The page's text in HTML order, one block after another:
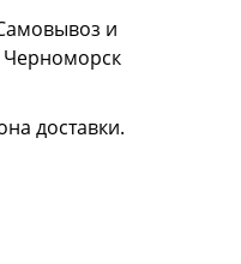
и
Черноморск
доставки.